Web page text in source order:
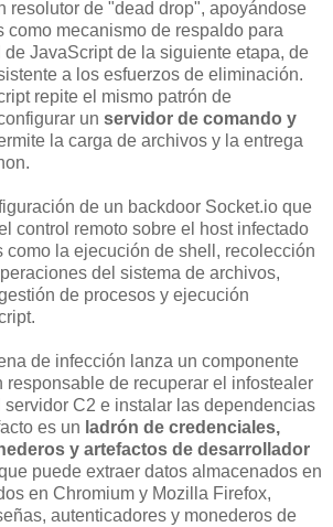
resolutor de "dead drop", apoyándose
como mecanismo de respaldo para
JavaScript de la siguiente etapa, de
a los esfuerzos de eliminación.
repite el mismo patrón de
un servidor de comando y
la carga de archivos y la entrega
de un backdoor Socket.io que
control remoto sobre el host infectado
como la ejecución de shell, recolección
del sistema de archivos,
de procesos y ejecución
de infección lanza un componente
responsable de recuperar el infostealer
C2 e instalar las dependencias
es un ladrón de credenciales,
y artefactos de desarrollador
puede extraer datos almacenados en
en Chromium y Mozilla Firefox,
autenticadores y monederos de